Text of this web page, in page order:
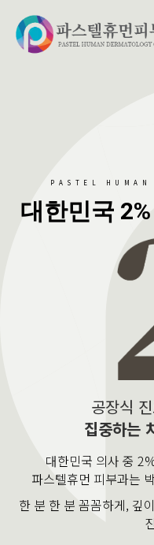
PASTEL HUMAN
대한민국 2%
공장식
집중하는
대한민국 의사 중
파스텔휴먼 피부과는
한 분 한 분 꼼꼼하게, 깊